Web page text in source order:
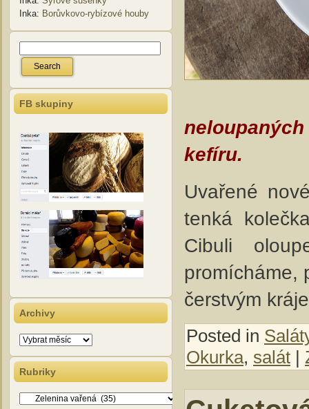
Inka: Borůvkovo-rybízové houby
FB skupiny
Archivy
Archivy
Rubriky
Rubriky
kefíru.
Uvařené
tenká
Cibuli
promícháme,
čerstvým
Posted in
Okurka, salát |